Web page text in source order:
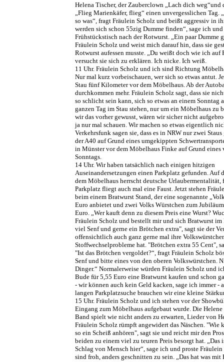
Helena Tischer, der Zauberclown „Lach dich weg“und
„Flieg Marienkäfer, flieg“ einen unvergesslichen Tag.
so was“, fragt Fräulein Scholz und beißt aggressiv in
werden sich schon 55zig Dumme finden“, sage ich
Frühstückstisch nach der Rotwurst. „Ein paar Dumme
Fräulein Scholz und weist mich darauf hin, dass sie
Rotwurst aufessen musste. „Du weißt doch wie ich auf
versucht sie sich zu erklären. Ich nicke. Ich weiß.
11 Uhr. Fräulein Scholz und ich sind Richtung
Nur mal kurz vorbeischauen, wer sich so etwas antut.
Stau fünf Kilometer vor dem Möbelhaus. Ab der
durchkommen mehr. Fräulein Scholz sagt, dass sie
so schlicht sein kann, sich so etwas an einem Sonntag
ganzen Tag im Stau stehen, nur um ein Möbelhaus zu
wir das vorher gewusst, wären wir sicher nicht
ja nur mal schauen. Wir machen so etwas eigentlich
Verkehrsfunk sagen sie, dass es in NRW nur zwei
der A40 auf Grund eines umgekippten
in Münster vor dem Möbelhaus Finke auf Grund eines
Sonntags.
14 Uhr. Wir haben tatsächlich nach einigen hitzigen
Auseinandersetzungen einen Parkplatz gefunden. Auf
dem Möbelhaus herrscht deutsche Urlaubermentalität,
Parkplatz fliegt auch mal eine Faust. Jetzt stehen
beim einem Bratwurst Stand, der eine sogenannte
Euro anbietet und zwei Volks Würstchen zum
Euro. „Wer kauft denn zu diesem Preis eine Wurst?
Fräulein Scholz und bestellt mir und sich Bratwurst
viel Senf und gerne ein Brötchen extra", sagt sie der
offensichtlich auch ganz gerne mal ihre
Stoffwechselprobleme hat. "Brötchen extra 55 Cent",
"Ist das Brötchen vergoldet?“, fragt Fräulein Scholz
Senf und bitte eines von den oberen Volkswürstchen.
Dinger.“ Normalerweise würden Fräulein Scholz und
Bude für 5,55 Euro eine Bratwurst kaufen und schon
- wir können auch kein Geld kacken, sage ich immer -
langen Parkplatzsuche brauchen wir eine kleine
15 Uhr. Fräulein Scholz und ich stehen vor der
Eingang zum Möbelhaus aufgebaut wurde. Die
Band spielt wie nicht anders zu erwarten, Lieder von
Fräulein Scholz rümpft angewidert das Näschen. "Wie
so ein Scheiß anhören", sagt sie und reicht mir den
beiden zu einem viel zu teuren Preis besorgt hat. „Das
Schlag von Mensch hier“, sage ich und proste
sind froh, anders geschnitten zu sein. „Das hat was